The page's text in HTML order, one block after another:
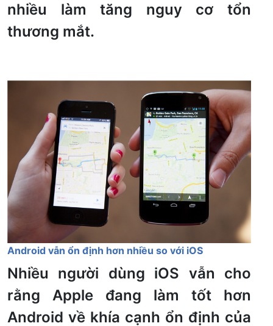
nhiều làm tăng nguy cơ tổn
thương mắt.
Android vẫn ổn định hơn nhiều so với iOS
Nhiều người dùng iOS vẫn cho
rằng Apple đang làm tốt hơn
Android về khía cạnh ổn định của